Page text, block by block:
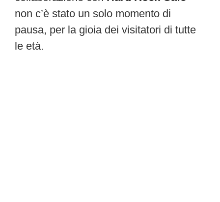
non c’è stato un solo momento di
pausa, per la gioia dei visitatori di tutte
le età.